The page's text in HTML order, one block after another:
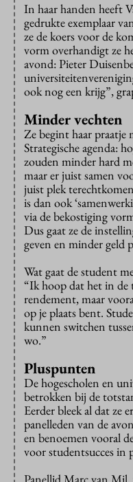
In haar handen heeft
gedrukte exemplaar
ze de koers voor de
vorm overhandigt ze
avond: Pieter
ook nog een krijg”,
Minder vechten
Ze begint haar praatje
Strategische agenda:
zouden minder hard
maar er juist samen
juist plek
is dan ook
via de bekostiging
Dus gaat ze de
geven en minder geld
Wat gaat de student
“Ik hoop dat het in de
rendement, maar
op je plaats bent.
kunnen switchen
wo.”
Pluspunten
De hogescholen en
betrokken bij de
Eerder bleek al dat ze
panelleden van de
en benoemen vooral
voor studentsucces in